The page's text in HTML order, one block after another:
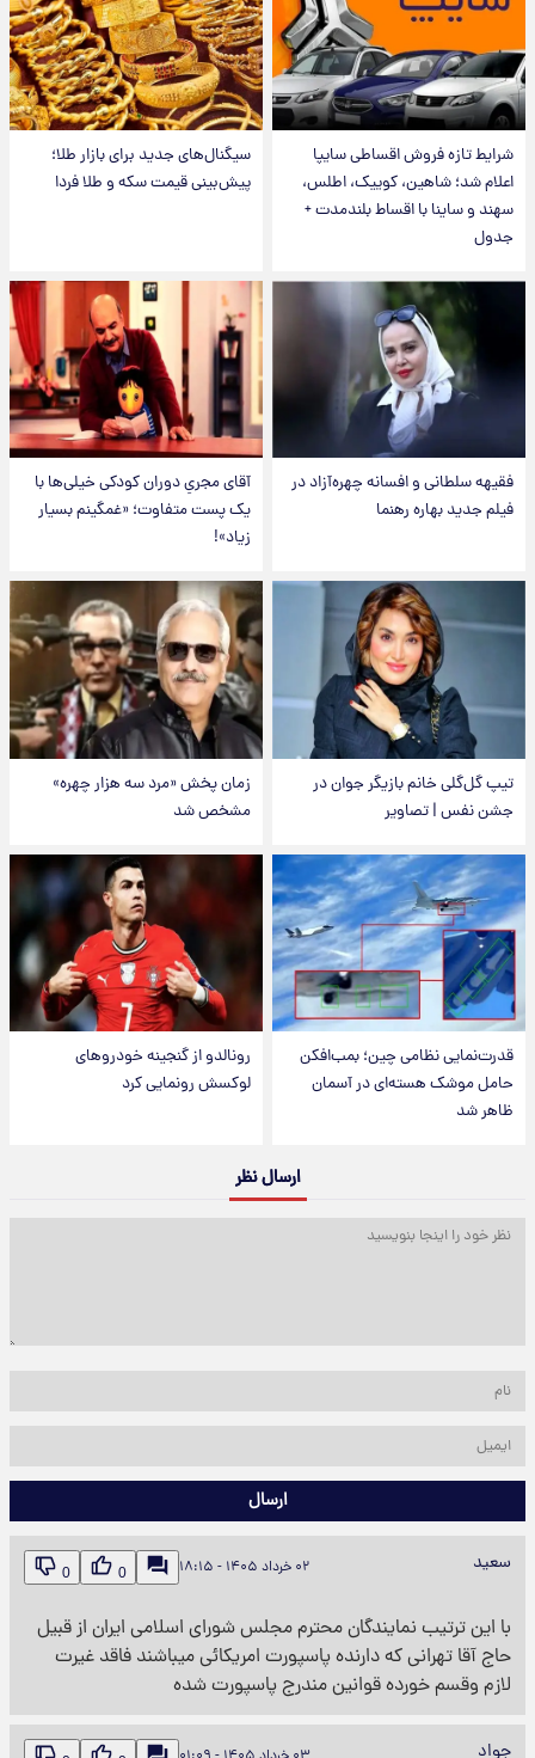
شرایط تازه فروش اقساطی سایپا
اعلام شد؛ شاهین، کوییک، اطلس،
سهند و ساینا با اقساط بلندمدت +
جدول
سیگنال‌های جدید برای بازار طلا؛
پیش‌بینی قیمت سکه و طلا فردا
فقیهه سلطانی و افسانه چهره‌آزاد در
فیلم جدید بهاره رهنما
آقای مجریِ دوران کودکی خیلی‌ها با
یک پست متفاوت؛ «غمگینم بسیار
زیاد»!
تیپ گل‌گلی خانم بازیگر جوان در
جشن نفس | تصاویر
زمان پخش «مرد سه هزار چهره»
مشخص شد
قدرت‌نمایی نظامی چین؛ بمب‌افکن
حامل موشک هسته‌ای در آسمان
ظاهر شد
رونالدو از گنجینه خودروهای
لوکسش رونمایی کرد
ارسال نظر
ارسال
سعید ۰۲ خرداد ۱۴۰۵ - ۱۸:۱۵ 0
0
با این ترتیب نمایندگان محترم مجلس شورای اسلامی ایران از قبیل
حاج آقا تهرانی که دارنده پاسپورت امریکائی میباشند فاقد غیرت
لازم وقسم خورده قوانین مندرج پاسپورت شده
جواد